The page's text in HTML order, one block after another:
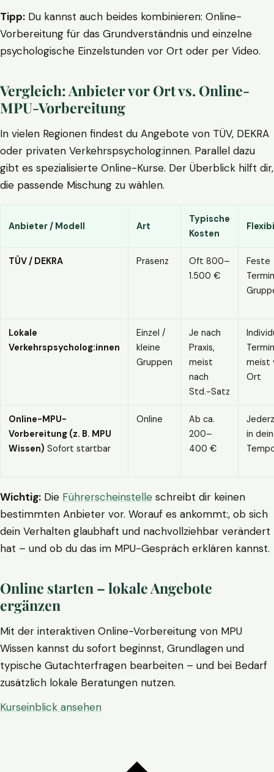
Tipp: Du kannst auch beides kombinieren: Online-
Vorbereitung für das Grundverständnis und einzelne
psychologische Einzelstunden vor Ort oder per Video.
Vergleich: Anbieter vor Ort vs. Online-
MPU-Vorbereitung
In vielen Regionen findest du Angebote von TÜV, DEKRA
oder privaten Verkehrspsycholog:innen. Parallel dazu
gibt es spezialisierte Online-Kurse. Der Überblick hilft dir,
die passende Mischung zu wählen.
Anbieter / Modell Art
Typische
Kosten
TÜV / DEKRA Präsenz
Oft 800–
1.500 €
Feste
Lokale
Verkehrspsycholog:innen
Einzel /
kleine
Gruppen
Je nach
Praxis,
meist
nach
Std.-Satz
meist
Ort
Online-MPU-
Vorbereitung (z. B. MPU
Wissen) Sofort startbar
Online
Ab ca.
200–
400 €
in
Wichtig: Die Führerscheinstelle schreibt dir keinen
bestimmten Anbieter vor. Worauf es ankommt:, ob sich
dein Verhalten glaubhaft und nachvollziehbar verändert
hat – und ob du das im MPU-Gespräch erklären kannst.
Online starten – lokale Angebote
ergänzen
Mit der interaktiven Online-Vorbereitung von MPU
Wissen kannst du sofort beginnst, Grundlagen und
typische Gutachterfragen bearbeiten – und bei Bedarf
zusätzlich lokale Beratungen nutzen.
Kurseinblick ansehen